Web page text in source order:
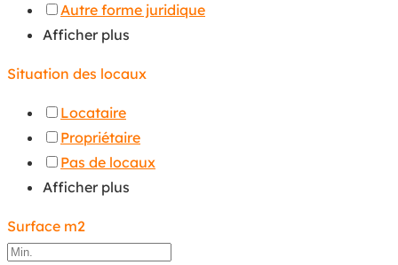
Autre forme juridique
Afficher plus
Situation des locaux
Locataire
Propriétaire
Pas de locaux
Afficher plus
Surface m2